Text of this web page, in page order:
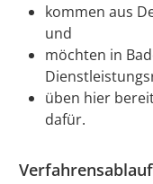
kommen aus
und
möchten in
üben hier
dafür.
Verfahrensablauf